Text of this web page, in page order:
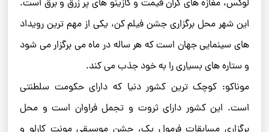
لوکس، مغازه های گران قیمت و کازینو های پر زرق و برق است.
این شهر محل برگزاری جشن فیلم کن، یکی از مهم ترین رویداد
های سینمایی جهان است که هر ساله در ماه می برگزار می شود
و ستاره های بسیاری را به خود جذب می کند.
موناکو: کوچک ترین کشور دنیا که دارای حکومت سلطنتی
است. این کشور دارای ثروت و تجمل فراوان است و محل